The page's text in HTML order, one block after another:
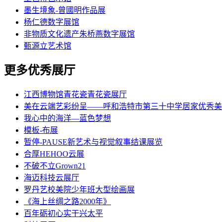
墨生境象-曾國明作品展
杨仁德数字展馆
非物质文化遗产朱桥燕数字展馆
甄源立艺术馆
更多优秀展厅
江西博物馆青花瓷青花瓷展厅
美在云端艺彩纷呈——呼和浩特市第三十中学居家优秀
我心中的海洋—蓝色梦想
模板-布展
暂停-PAUSE新艺术与视觉叙事结课展览
合厚HEHOO云展
不破不立Grown21
海迈科技云展厅
罗丹艺校美院少年班大型绘画展
《海上丝绸之路2000年》
百年砺初心实干兴太平